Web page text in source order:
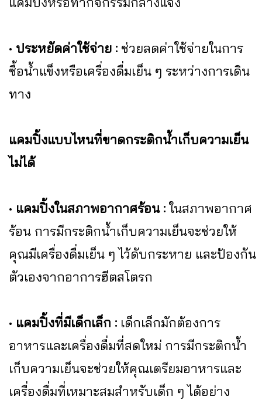
• ประหยัดค่าใช้จ่าย : ช่วยลดค่าใช้จ่ายในการ
ซื้อน้ำแข็งหรือเครื่องดื่มเย็น ๆ ระหว่างการเดิน
ทาง
แคมปิ้งแบบไหนที่ขาดกระติกน้ำเก็บความเย็น
ไม่ได้
• แคมปิ้งในสภาพอากาศร้อน : ในสภาพอากาศ
ร้อน การมีกระติกน้ำเก็บความเย็นจะช่วยให้
คุณมีเครื่องดื่มเย็น ๆ ไว้ดับกระหาย และป้องกัน
ตัวเองจากอาการฮีตสโตรก
• แคมปิ้งที่มีเด็กเล็ก : เด็กเล็กมักต้องการ
อาหารและเครื่องดื่มที่สดใหม่ การมีกระติกน้ำ
เก็บความเย็นจะช่วยให้คุณเตรียมอาหารและ
เครื่องดื่มที่เหมาะสมสำหรับเด็ก ๆ ได้อย่าง